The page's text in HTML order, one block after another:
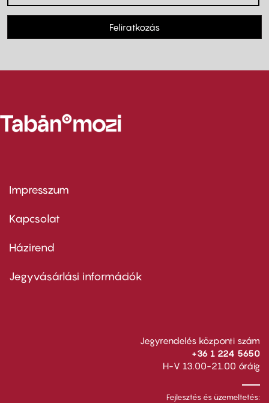
Feliratkozás
Footer
first
Impresszum
Kapcsolat
Footer
second
Házirend
Jegyvásárlási információk
Jegyrendelés központi szám
+36 1 224 5650
H-V 13.00-21.00 óráig
Fejlesztés és üzemeltetés: